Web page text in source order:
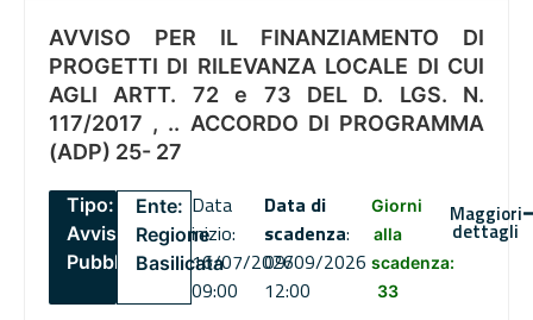
AVVISO PER IL FINANZIAMENTO DI
PROGETTI DI RILEVANZA LOCALE DI CUI
AGLI ARTT. 72 e 73 DEL D. LGS. N.
117/2017 , .. ACCORDO DI PROGRAMMA
(ADP) 25- 27
Tipo:
Avviso
Pubblico
Ente:
Regione
Basilicata
Data
inizio:
16/07/2026
09:00
Data di
scadenza:
09/09/2026
12:00
Giorni
alla
scadenza:
33
Maggiori
dettagli